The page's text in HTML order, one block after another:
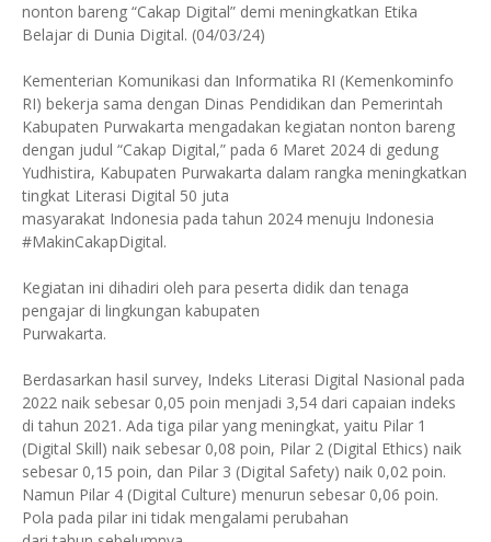
nonton bareng “Cakap Digital” demi meningkatkan Etika
Belajar di Dunia Digital. (04/03/24)
Kementerian Komunikasi dan Informatika RI (Kemenkominfo
RI) bekerja sama dengan Dinas Pendidikan dan Pemerintah
Kabupaten Purwakarta mengadakan kegiatan nonton bareng
dengan judul “Cakap Digital,” pada 6 Maret 2024 di gedung
Yudhistira, Kabupaten Purwakarta dalam rangka meningkatkan
tingkat Literasi Digital 50 juta
masyarakat Indonesia pada tahun 2024 menuju Indonesia
#MakinCakapDigital.
Kegiatan ini dihadiri oleh para peserta didik dan tenaga
pengajar di lingkungan kabupaten
Purwakarta.
Berdasarkan hasil survey, Indeks Literasi Digital Nasional pada
2022 naik sebesar 0,05 poin menjadi 3,54 dari capaian indeks
di tahun 2021. Ada tiga pilar yang meningkat, yaitu Pilar 1
(Digital Skill) naik sebesar 0,08 poin, Pilar 2 (Digital Ethics) naik
sebesar 0,15 poin, dan Pilar 3 (Digital Safety) naik 0,02 poin.
Namun Pilar 4 (Digital Culture) menurun sebesar 0,06 poin.
Pola pada pilar ini tidak mengalami perubahan